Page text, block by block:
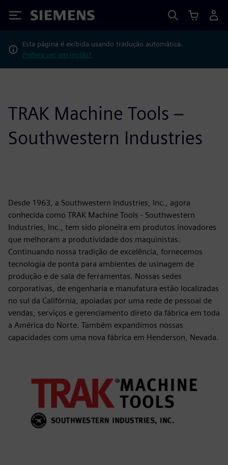
Siemens
Esta página é exibida usando tradução automática.
Prefere ver em inglês?
TRAK Machine Tools –
Southwestern Industries
Desde 1963, a Southwestern Industries, Inc., agora
conhecida como TRAK Machine Tools - Southwestern
Industries, Inc., tem sido pioneira em produtos inovadores
que melhoram a produtividade dos maquinistas.
Continuando nossa tradição de excelência, fornecemos
tecnologia de ponta para ambientes de usinagem de
produção e de sala de ferramentas. Nossas sedes
corporativas, de engenharia e manufatura estão localizadas
no sul da Califórnia, apoiadas por uma rede de pessoal de
vendas, serviços e gerenciamento direto da fábrica em toda
a América do Norte. Também expandimos nossas
capacidades com uma nova fábrica em Henderson, Nevada.